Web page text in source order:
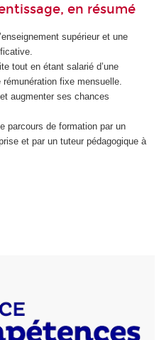
en résumé
supérieur et une
tout en étant salarié d’une
fixe mensuelle.
augmenter ses chances
parcours de formation par un
et par un tuteur pédagogique à